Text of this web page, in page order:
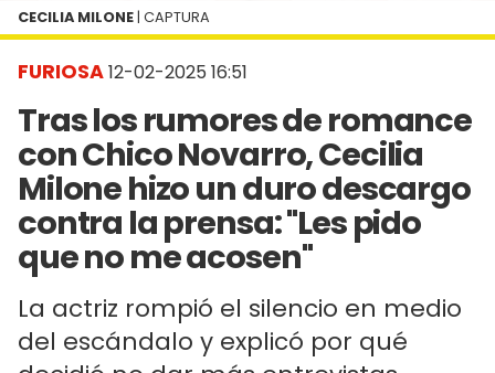
FURIOSA12-02-2025 16:51
Tras los rumores de romance
con Chico Novarro, Cecilia
Milone hizo un duro descargo
contra la prensa: "Les pido
que no me acosen"
La actriz rompió el silencio en medio
del escándalo y explicó por qué
CECILIA MILONE | CAPTURA